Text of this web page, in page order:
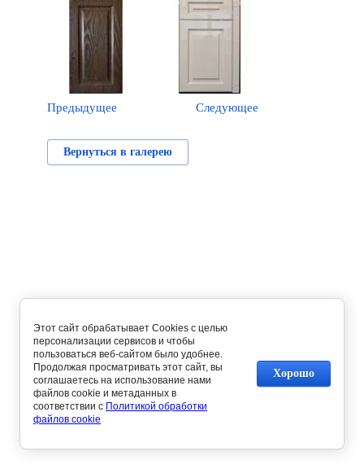
Предыдущее Следующее
Вернуться в галерею
Этот сайт обрабатывает Cookies с целью
персонализации сервисов и чтобы
пользоваться веб-сайтом было удобнее.
Продолжая просматривать этот сайт, вы
соглашаетесь на использование нами
файлов cookie и метаданных в
соответствии с Политикой обработки
файлов cookie
Хорошо